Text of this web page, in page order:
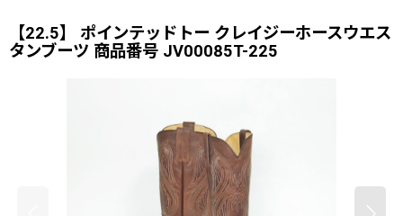
【22.5】 ポインテッドトー クレイジーホースウエス
タンブーツ 商品番号 JV00085T-225